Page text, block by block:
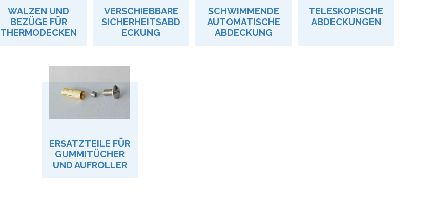
WALZEN UND
BEZÜGE FÜR
THERMODECKEN
VERSCHIEBBARE
SICHERHEITSABD
ECKUNG
SCHWIMMENDE
AUTOMATISCHE
ABDECKUNG
TELESKOPISCHE
ABDECKUNGEN
ERSATZTEILE FÜR
GUMMITÜCHER
UND AUFROLLER